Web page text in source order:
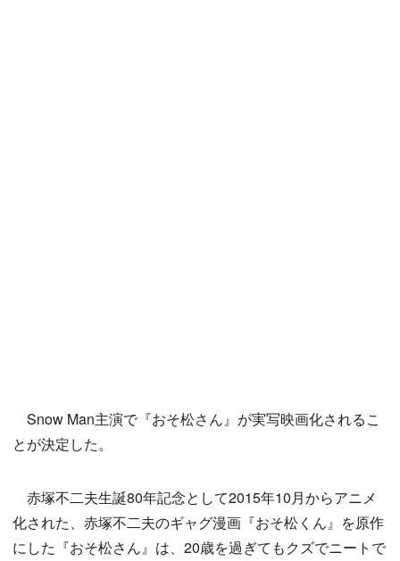
Snow Man主演で『おそ松さん』が実写映画化されるこ
とが決定した。
赤塚不二夫生誕80年記念として2015年10月からアニメ
化された、赤塚不二夫のギャグ漫画『おそ松くん』を原作
にした『おそ松さん』は、20歳を過ぎてもクズでニートで